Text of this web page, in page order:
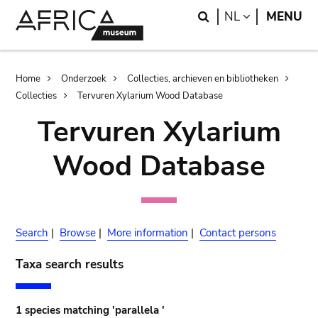
Search
NL LANGUAGE
MENU
Breadcrumb
Home Onderzoek
Collecties, archieven en bibliotheken
Collecties
Tervuren Xylarium Wood Database
Tervuren Xylarium
Wood Database
Search | Browse | More information | Contact persons
Taxa search results
1 species matching 'parallela '